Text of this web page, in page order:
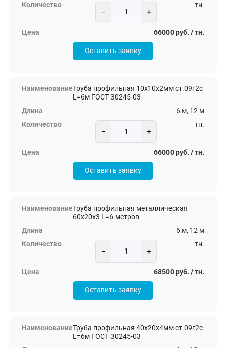
− +
тн.
66000 руб. / тн.
Оставить заявку
Труба профильная 10х10х2мм ст.09г2с
L=6м ГОСТ 30245-03
6 м, 12 м
− +
тн.
66000 руб. / тн.
Оставить заявку
Труба профильная металлическая
60х20х3 L=6 метров
6 м, 12 м
− +
тн.
68500 руб. / тн.
Оставить заявку
Труба профильная 40х20х4мм ст.09г2с
L=6м ГОСТ 30245-03